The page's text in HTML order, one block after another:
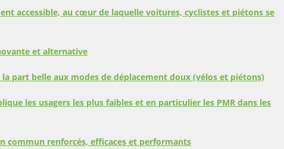
accessible, au cœur de laquelle voitures, cyclistes et piétons se
et alternative
part belle aux modes de déplacement doux (vélos et piétons)
les usagers les plus faibles et en particulier les PMR dans les
commun renforcés, efficaces et performants